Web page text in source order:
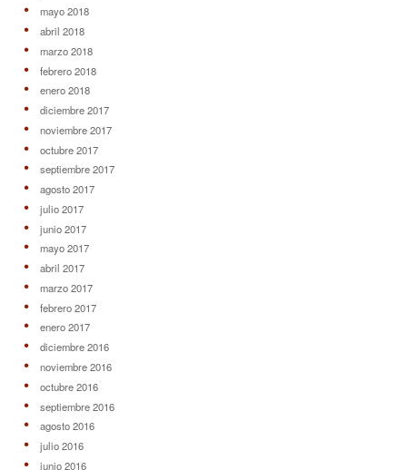
mayo 2018
abril 2018
marzo 2018
febrero 2018
enero 2018
diciembre 2017
noviembre 2017
octubre 2017
septiembre 2017
agosto 2017
julio 2017
junio 2017
mayo 2017
abril 2017
marzo 2017
febrero 2017
enero 2017
diciembre 2016
noviembre 2016
octubre 2016
septiembre 2016
agosto 2016
julio 2016
junio 2016